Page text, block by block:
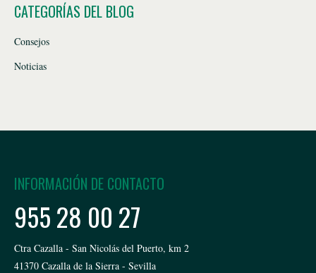
CATEGORÍAS DEL BLOG
Consejos
Noticias
INFORMACIÓN DE CONTACTO
955 28 00 27
Ctra Cazalla - San Nicolás del Puerto, km 2
41370 Cazalla de la Sierra - Sevilla